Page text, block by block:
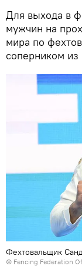
Для выхода в
мужчин на
мира по
соперником из
Фехтовальщик
© Fencing Federation